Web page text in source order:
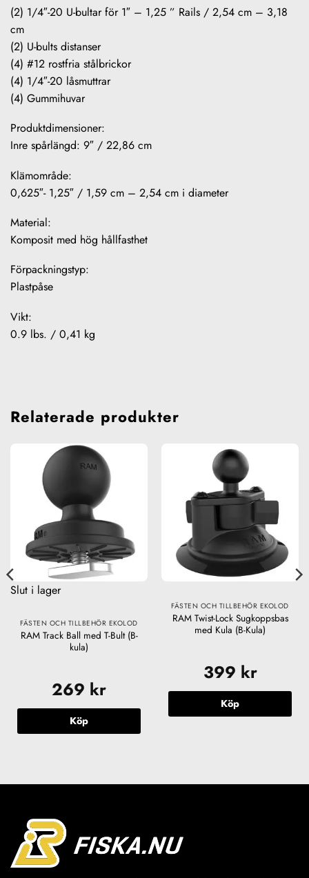
(2) 1/4″-20 U-bultar för 1″ – 1,25 ” Rails / 2,54 cm – 3,18
cm
(2) U-bults distanser
(4) #12 rostfria stålbrickor
(4) 1/4″-20 låsmuttrar
(4) Gummihuvar
Produktdimensioner:
Inre spårlängd: 9″ / 22,86 cm
Klämområde:
0,625″- 1,25″ / 1,59 cm – 2,54 cm i diameter
Material:
Komposit med hög hållfasthet
Förpackningstyp:
Plastpåse
Vikt:
0.9 lbs. / 0,41 kg
Relaterade produkter
Slut i lager
FÄSTEN OCH TILLBEHÖR EKOLOD
RAM Track Ball med T-Bult (B-
kula)
269 kr
Köp
FÄSTEN OCH TILLBEHÖR EKOLOD
RAM Twist-Lock Sugkoppsbas
med Kula (B-Kula)
399 kr
Köp